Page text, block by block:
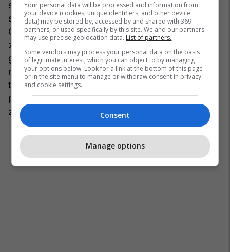
shtjellua më sipër, zuri vend gjatë kohës së
sundimit turk, pas shpërnguljes shqiptare për në
Greqi e n‘Itali. Përhapja e tij si emër nacional dhe
zhdukja e emrit të vjetër si i tillë, ka lidhje pas
gjase me lëvizjet etnike e sociale të popullit gjatë
mesjetës dhe kohës së parë turke, me shtegtime
të brendshme, me formime fisesh të reja në ato
perioda historike, veçse shtysat konkrete për një
zëvendësim të tillë nuk mund të ndiqen.
Your personal data will be processed and information from
your device (cookies, unique identifiers, and other device
data) may be stored by, accessed by and shared with 369
partners, or used specifically by this site. We and our partners
may use precise geolocation data. List of partners.
Some vendors may process your personal data on the basis
of legitimate interest, which you can object to by managing
your options below. Look for a link at the bottom of this page
or in the site menu to manage or withdraw consent in privacy
and cookie settings.
Consent
Manage options